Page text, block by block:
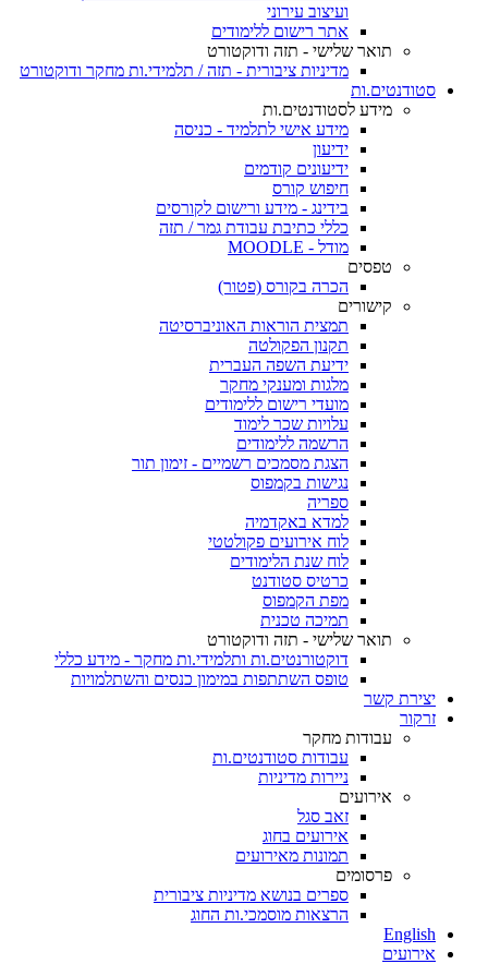
ועיצוב עירוני
אתר רישום ללימודים
תואר שלישי - תזה ודוקטורט
מדיניות ציבורית - תזה / תלמידי.ות מחקר ודוקטורט
סטודנטים.ות
מידע לסטודנטים.ות
מידע אישי לתלמיד - כניסה
ידיעון
ידיעונים קודמים
חיפוש קורס
בידינג - מידע ורישום לקורסים
כללי כתיבת עבודת גמר / תזה
מודל - MOODLE
טפסים
הכרה בקורס (פטור)
קישורים
תמצית הוראות האוניברסיטה
תקנון הפקולטה
ידיעת השפה העברית
מלגות ומענקי מחקר
מועדי רישום ללימודים
עלויות שכר לימוד
הרשמה ללימודים
הצגת מסמכים רשמיים - זימון תור
נגישות בקמפוס
ספריה
למדא באקדמיה
לוח אירועים פקולטטי
לוח שנת הלימודים
כרטיס סטודנט
מפת הקמפוס
תמיכה טכנית
תואר שלישי - תזה ודוקטורט
דוקטורנטים.ות ותלמידי.ות מחקר - מידע כללי
טופס השתתפות במימון כנסים והשתלמויות
יצירת קשר
זרקור
עבודות מחקר
עבודות סטודנטים.ות
ניירות מדיניות
אירועים
זאב סגל
אירועים בחוג
תמונות מאירועים
פרסומים
ספרים בנושא מדיניות ציבורית
הרצאות מוסמכי.ות החוג
English
אירועים